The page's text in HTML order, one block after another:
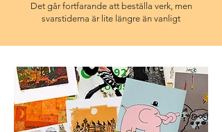
Det går fortfarande att beställa verk, men
svarstiderna är lite längre än vanligt